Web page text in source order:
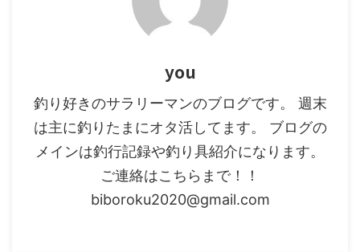
you
釣り好きのサラリーマンのブログです。 週末
は主に釣りたまにオタ活してます。 ブログの
メインは釣行記録や釣り具紹介になります。
ご連絡はこちらまで！！
biboroku2020@gmail.com